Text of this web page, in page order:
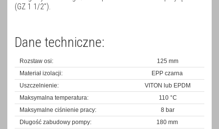
(GZ 1 1/2").
Dane techniczne:
Rozstaw osi:
125 mm
Materiał izolacji:
EPP czarna
Uszczelnienie:
VITON lub EPDM
Maksymalna temperatura:
110 °C
Maksymalne ciśnienie pracy:
8 bar
Długość zabudowy pompy:
180 mm